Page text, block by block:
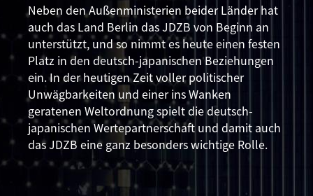
Neben den Außenministerien beider Länder hat
auch das Land Berlin das JDZB von Beginn an
unterstützt, und so nimmt es heute einen festen
Platz in den deutsch-japanischen Beziehungen
ein. In der heutigen Zeit voller politischer
Unwägbarkeiten und einer ins Wanken
geratenen Weltordnung spielt die deutsch-
japanischen Wertepartnerschaft und damit auch
das JDZB eine ganz besonders wichtige Rolle.